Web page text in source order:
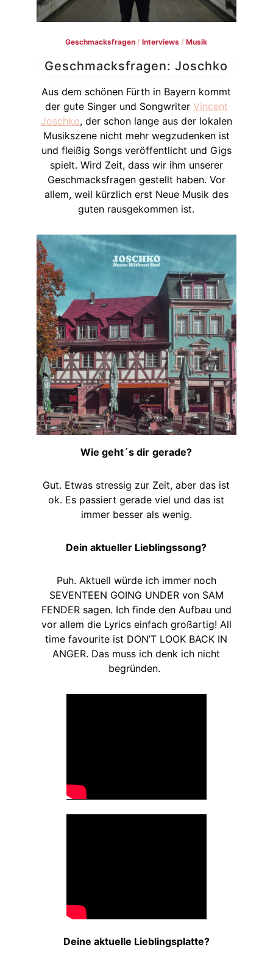
Geschmacksfragen /Interviews /Musik
Geschmacksfragen: Joschko
Aus dem schönen Fürth in Bayern kommt
der gute Singer und Songwriter Vincent
Joschko, der schon lange aus der lokalen
Musikszene nicht mehr wegzudenken ist
und fleißig Songs veröffentlicht und Gigs
spielt. Wird Zeit, dass wir ihm unserer
Geschmacksfragen gestellt haben. Vor
allem, weil kürzlich erst Neue Musik des
guten rausgekommen ist.
Wie geht´s dir gerade?
Gut. Etwas stressig zur Zeit, aber das ist
ok. Es passiert gerade viel und das ist
immer besser als wenig.
Dein aktueller Lieblingssong?
Puh. Aktuell würde ich immer noch
SEVENTEEN GOING UNDER von SAM
FENDER sagen. Ich finde den Aufbau und
vor allem die Lyrics einfach großartig! All
time favourite ist DON’T LOOK BACK IN
ANGER. Das muss ich denk ich nicht
begründen.
Deine aktuelle Lieblingsplatte?